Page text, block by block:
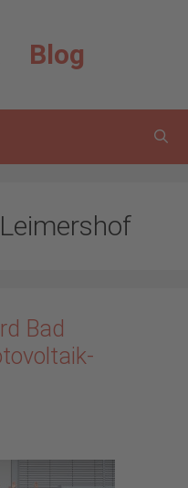
Blog
Bad